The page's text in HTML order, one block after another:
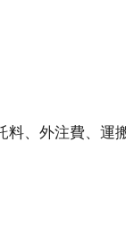
、外注費、運